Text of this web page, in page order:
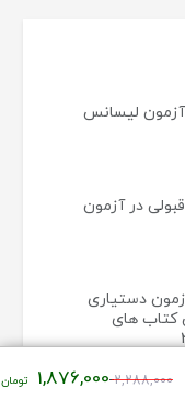
2,288,000قیمت
1,876,000
آزمون لیسانس
در آزمون
دستیاری
بهترین کتاب های